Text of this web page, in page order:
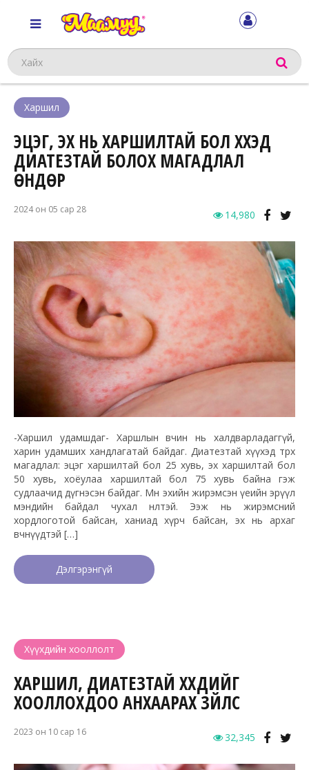
Хайх
Харшил
ЭЦЭГ, ЭХ НЬ ХАРШИЛТАЙ БОЛ ХҮҮХЭД
ДИАТЕЗТАЙ БОЛОХ МАГАДЛАЛ
ӨНДӨР
2024 он 05 сар 28 14,980
-Харшил удамшдаг- Харшлын өвчин нь халдварладаггүй,
харин удамших хандлагатай байдаг. Диатезтай хүүхэд төрөх
магадлал: эцэг харшилтай бол 25 хувь, эх харшилтай бол
50 хувь, хоёулаа харшилтай бол 75 хувь байна гэж
судлаачид дүгнэсэн байдаг. Мөн эхийн жирэмсэн үеийн эрүүл
мэндийн байдал чухал нөлөөтэй. Ээж нь жирэмсний
хордлоготой байсан, ханиад хүрч байсан, эх нь архаг
өвчнүүдтэй […]
Дэлгэрэнгүй
Хүүхдийн хооллолт
ХАРШИЛ, ДИАТЕЗТАЙ ХҮҮХДИЙГ
ХООЛЛОХДОО АНХААРАХ ЗҮЙЛС
2023 он 10 сар 16 32,345